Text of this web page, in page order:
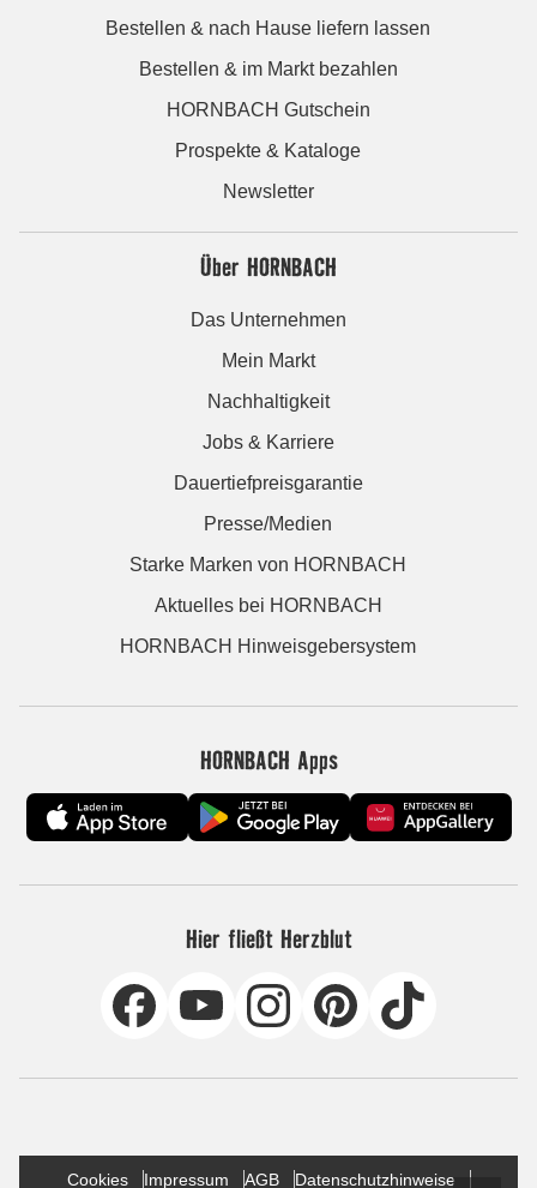
Bestellen & nach Hause liefern lassen
Bestellen & im Markt bezahlen
HORNBACH Gutschein
Prospekte & Kataloge
Newsletter
Über HORNBACH
Das Unternehmen
Mein Markt
Nachhaltigkeit
Jobs & Karriere
Dauertiefpreisgarantie
Presse/Medien
Starke Marken von HORNBACH
Aktuelles bei HORNBACH
HORNBACH Hinweisgebersystem
HORNBACH Apps
Hier fließt Herzblut
Cookies Impressum AGB Datenschutzhinweise